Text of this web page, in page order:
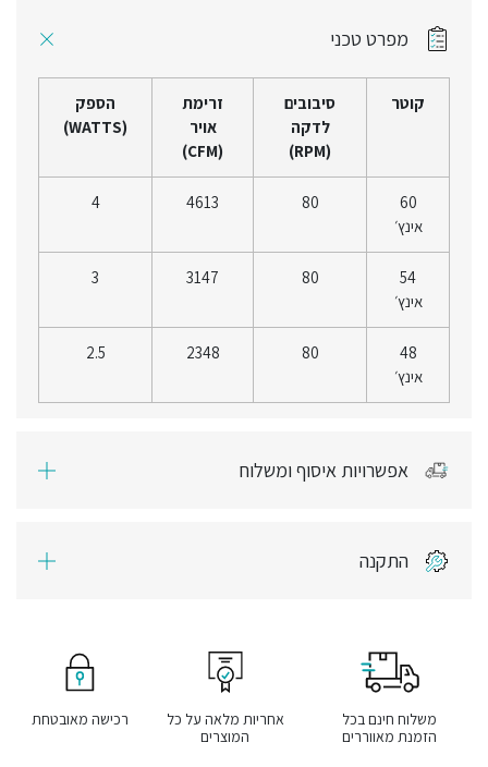
מפרט טכני
קוטר
סיבובים
לדקה
(RPM)
זרימת
אויר
(CFM)
הספק
(WATTS)
60
אינץ׳
80
4613
4
54
אינץ׳
80
3147
3
48
אינץ׳
80
2348
2.5
אפשרויות איסוף ומשלוח
התקנה
משלוח חינם בכל
הזמנת מאווררים
אחריות מלאה על כל
המוצרים
רכישה מאובטחת